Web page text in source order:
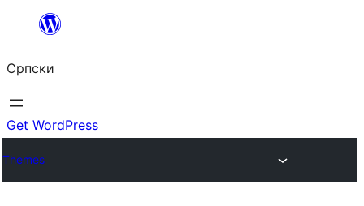
Скочи
садржај
Српски
Get WordPress
Themes